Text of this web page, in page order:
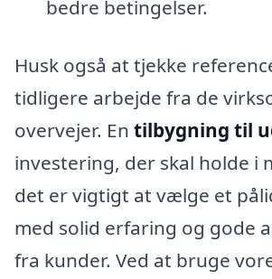
bedre betingelser.
Husk også at tjekke
tidligere arbejde fra de
overvejer. En tilbygning til
investering, der skal holde i
det er vigtigt at vælge et
med solid erfaring og gode
fra kunder. Ved at bruge